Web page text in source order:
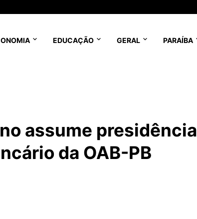
EDUCAÇÃO GERAL PARAÍBA
assume presidência
da OAB-PB